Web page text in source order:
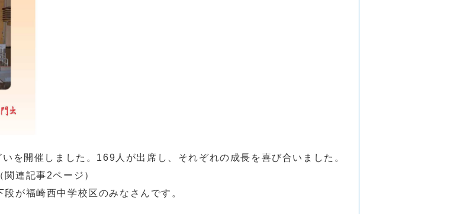
を開催しました。169人が出席し、それぞれの成長を喜び合いました。
連記事2ページ）
が福崎西中学校区のみなさんです。